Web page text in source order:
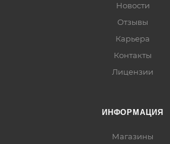
Новости
Отзывы
Карьера
Контакты
Лицензии
ИНФОРМАЦИЯ
Магазины